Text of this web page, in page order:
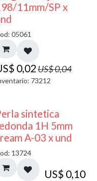
50% DESCUENTO
11mm/SP x
05061
0,02US$0,04
73212
sintetica
1H 5mm
A-03 x und
13724
US$ 0,10